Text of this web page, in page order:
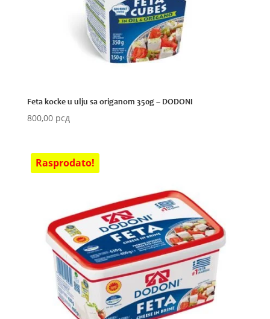
Feta kocke u ulju sa origanom 350g – DODONI
800,00 рсд